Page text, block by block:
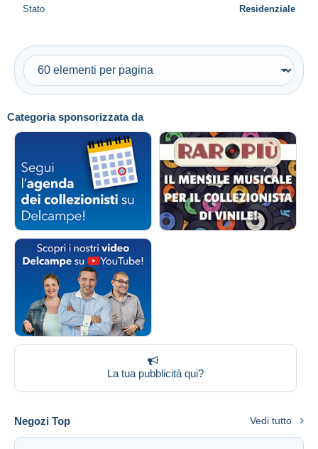
Categoria sponsorizzata da
La tua pubblicità qui?
Negozi Top Vedi tutto
Stato Residenziale